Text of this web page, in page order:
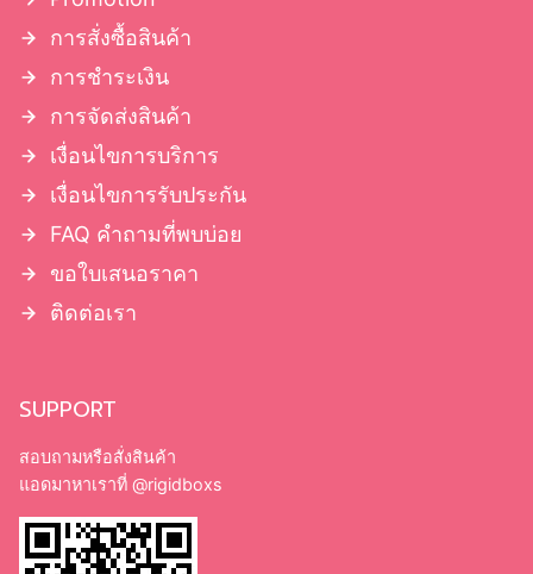
การสั่งซื้อสินค้า
การชำระเงิน
การจัดส่งสินค้า
เงื่อนไขการบริการ
เงื่อนไขการรับประกัน
FAQ คำถามที่พบบ่อย
ขอใบเสนอราคา
ติดต่อเรา
SUPPORT
สอบถามหรือสั่งสินค้า
แอดมาหาเราที่ @rigidboxs